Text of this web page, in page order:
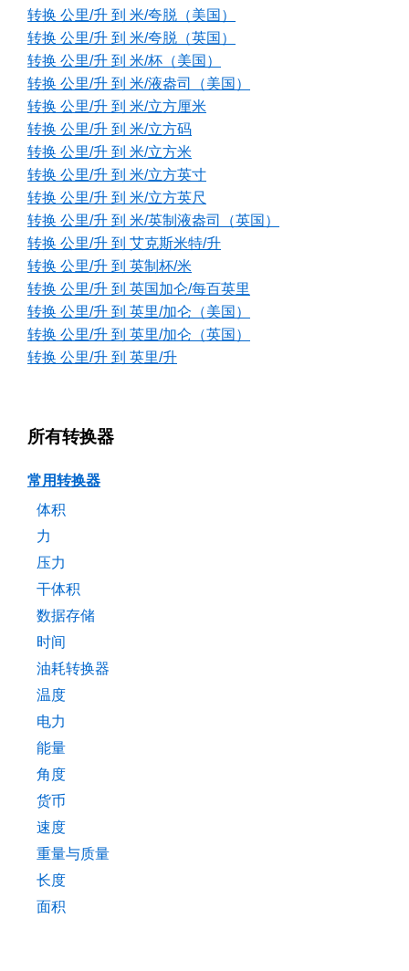
转换 公里/升 到 米/夸脱（美国）
转换 公里/升 到 米/夸脱（英国）
转换 公里/升 到 米/杯（美国）
转换 公里/升 到 米/液盎司（美国）
转换 公里/升 到 米/立方厘米
转换 公里/升 到 米/立方码
转换 公里/升 到 米/立方米
转换 公里/升 到 米/立方英寸
转换 公里/升 到 米/立方英尺
转换 公里/升 到 米/英制液盎司（英国）
转换 公里/升 到 艾克斯米特/升
转换 公里/升 到 英制杯/米
转换 公里/升 到 英国加仑/每百英里
转换 公里/升 到 英里/加仑（美国）
转换 公里/升 到 英里/加仑（英国）
转换 公里/升 到 英里/升
所有转换器
常用转换器
体积
力
压力
干体积
数据存储
时间
油耗转换器
温度
电力
能量
角度
货币
速度
重量与质量
长度
面积